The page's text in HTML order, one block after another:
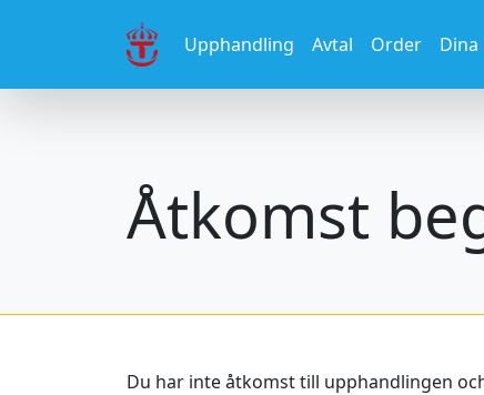
Upphandling Avtal Order
Åtkomst
Du har inte åtkomst till upphandlingen